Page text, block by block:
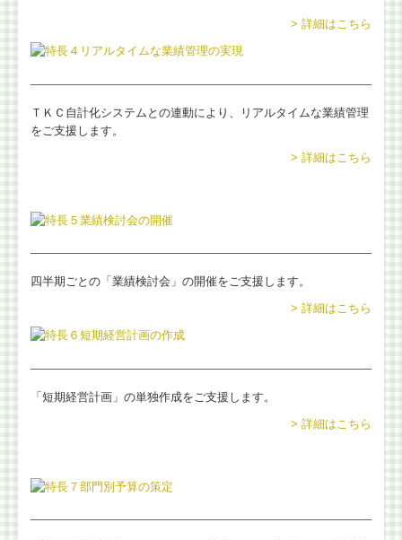
金融機関の皆様へ
税務カレンダー
問い合わせ
> 詳細はこちら
ＴＫＣ自計化システムとの連動により、リアルタイムな業績管理
をご支援します。
> 詳細はこちら
四半期ごとの「業績検討会」の開催をご支援します。
> 詳細はこちら
「短期経営計画」の単独作成をご支援します。
> 詳細はこちら